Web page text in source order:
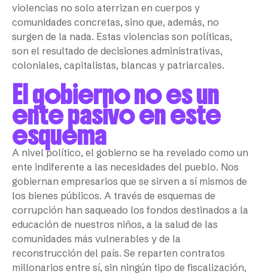
violencias no solo aterrizan en cuerpos y
comunidades concretas, sino que, además, no
surgen de la nada. Estas violencias son políticas,
son el resultado de decisiones administrativas,
coloniales, capitalistas, blancas y patriarcales.
El gobierno no es un
ente pasivo en este
esquema
A nivel político, el gobierno se ha revelado como un
ente indiferente a las necesidades del pueblo. Nos
gobiernan empresarios que se sirven a sí mismos de
los bienes públicos. A través de esquemas de
corrupción han saqueado los fondos destinados a la
educación de nuestros niños, a la salud de las
comunidades más vulnerables y de la
reconstrucción del país. Se reparten contratos
millonarios entre sí, sin ningún tipo de fiscalización,